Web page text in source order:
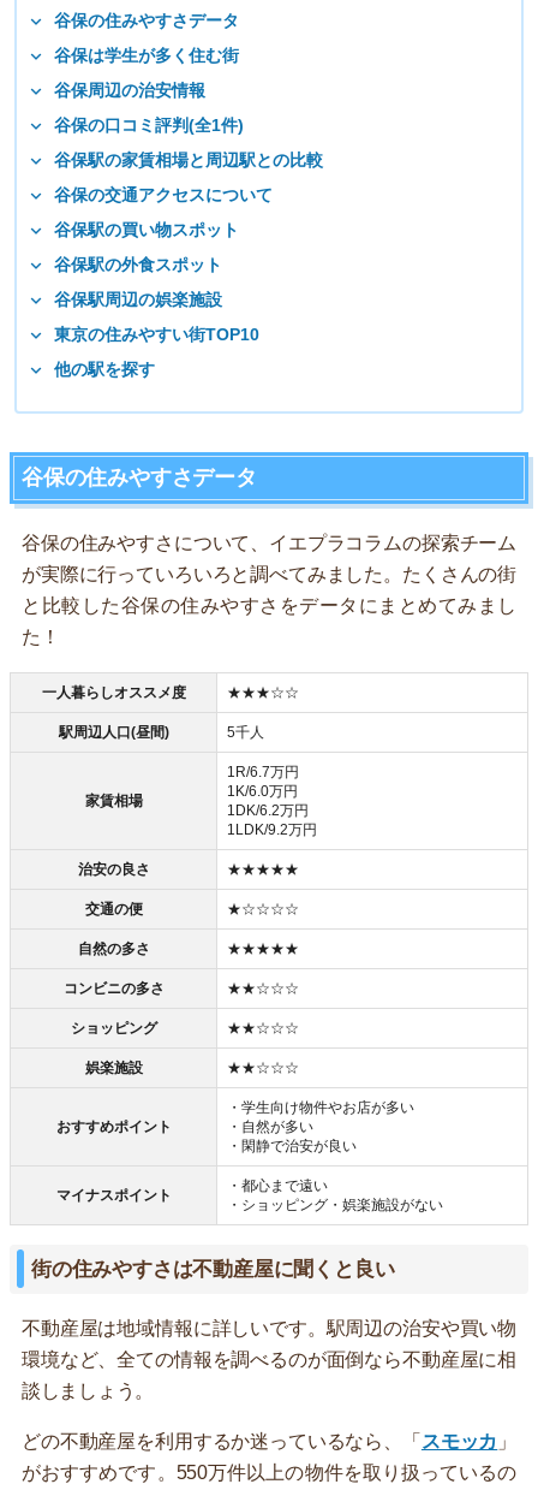
谷保の住みやすさデータ
谷保は学生が多く住む街
谷保周辺の治安情報
谷保の口コミ評判(全1件)
谷保駅の家賃相場と周辺駅との比較
谷保の交通アクセスについて
谷保駅の買い物スポット
谷保駅の外食スポット
谷保駅周辺の娯楽施設
東京の住みやすい街TOP10
他の駅を探す
谷保の住みやすさデータ
谷保の住みやすさについて、イエプラコラムの探索チーム
が実際に行っていろいろと調べてみました。たくさんの街
と比較した谷保の住みやすさをデータにまとめてみまし
た！
一人暮らしオススメ度 ★★★☆☆
駅周辺人口(昼間) 5千人
家賃相場
1R/6.7万円
1K/6.0万円
1DK/6.2万円
1LDK/9.2万円
治安の良さ ★★★★★
交通の便 ★☆☆☆☆
自然の多さ ★★★★★
コンビニの多さ ★★☆☆☆
ショッピング ★★☆☆☆
娯楽施設 ★★☆☆☆
おすすめポイント
・学生向け物件やお店が多い
・自然が多い
・閑静で治安が良い
マイナスポイント
・都心まで遠い
・ショッピング・娯楽施設がない
街の住みやすさは不動産屋に聞くと良い
不動産屋は地域情報に詳しいです。駅周辺の治安や買い物
環境など、全ての情報を調べるのが面倒なら不動産屋に相
談しましょう。
どの不動産屋を利用するか迷っているなら、「 スモッカ 」
がおすすめです。550万件以上の物件を取り扱っているの